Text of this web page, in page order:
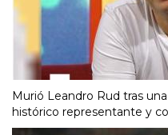
Murió Leandro Rud tras
histórico representante y